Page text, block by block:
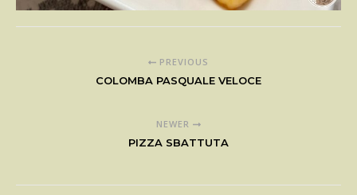
PREVIOUS
COLOMBA PASQUALE VELOCE
NEWER
PIZZA SBATTUTA